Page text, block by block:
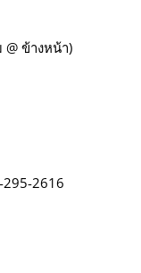
ข้างหน้า)
2616